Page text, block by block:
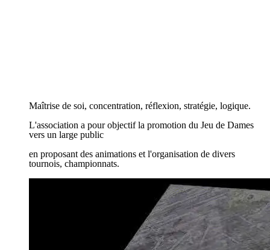
Maîtrise de soi, concentration, réflexion, stratégie, logique.
L'association a pour objectif la promotion du Jeu de Dames
vers un large public
en proposant des animations et l'organisation de divers
tournois, championnats.
Maîtrise de soi, concentration, réflexion, stratégie, logique.
L'association a pour objectif la promotion du Jeu de Dames
vers un large public
en proposant des animations et l'organisation de divers
tournois, championnats.